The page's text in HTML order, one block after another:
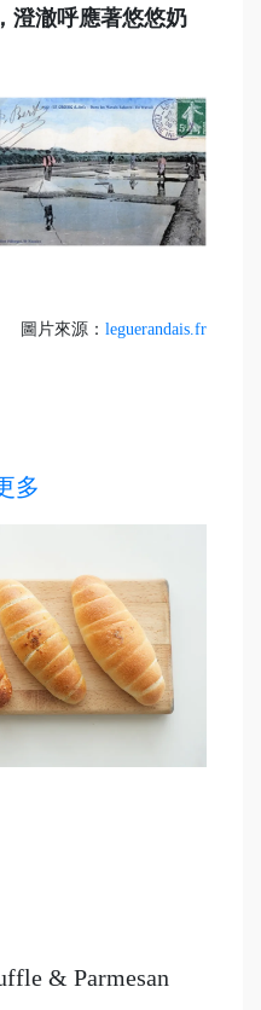
澄澈呼應著悠悠奶
圖片來源： leguerandais.fr
多
& Parmesan